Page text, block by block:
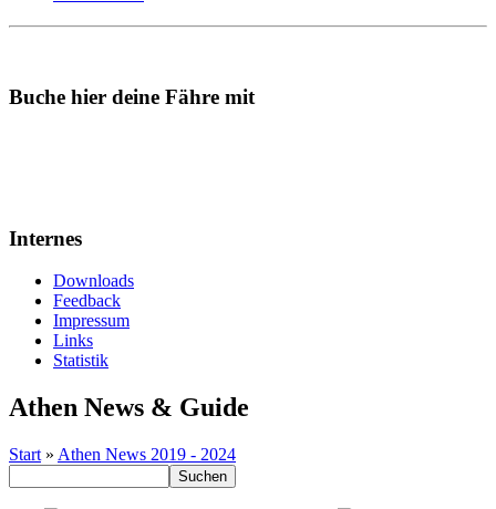
Buche hier deine Fähre mit
Internes
Downloads
Feedback
Impressum
Links
Statistik
Athen News & Guide
Start » Athen News 2019 - 2024